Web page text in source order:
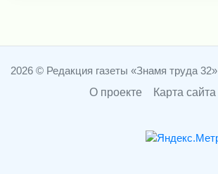
2026 © Редакция газеты «Знамя труда 32»
О проекте
Карта сайта